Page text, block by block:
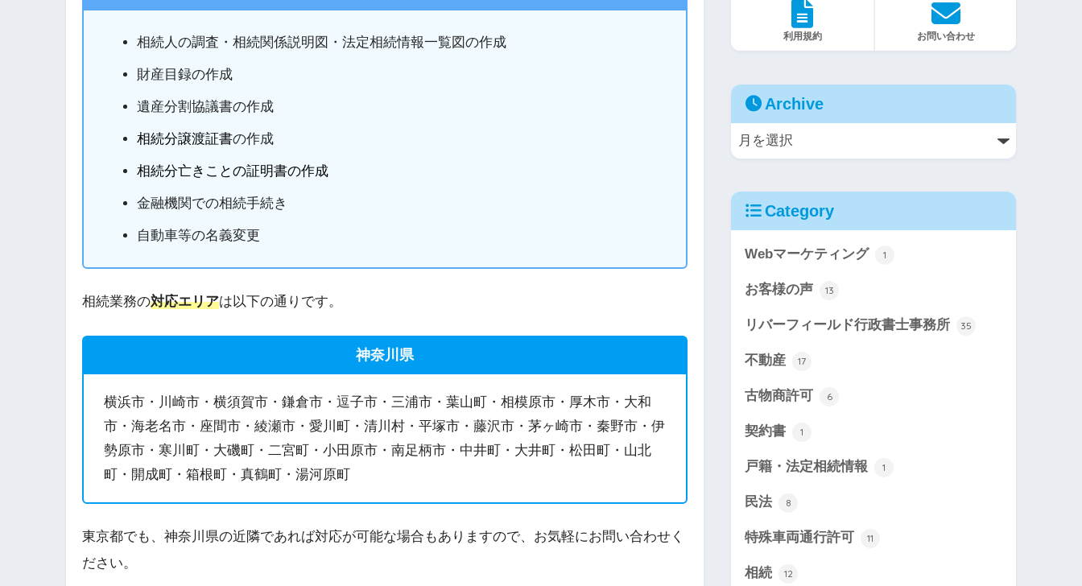
相続人の調査・相続関係説明図・法定相続情報一覧図の作成
財産目録の作成
遺産分割協議書の作成
相続分譲渡証書の作成
相続分亡きことの証明書の作成
金融機関での相続手続き
自動車等の名義変更
相続業務の対応エリアは以下の通りです。
神奈川県
横浜市・川崎市・横須賀市・鎌倉市・逗子市・三浦市・葉山町・相模原市・厚木市・大和
市・海老名市・座間市・綾瀬市・愛川町・清川村・平塚市・藤沢市・茅ヶ崎市・秦野市・伊
勢原市・寒川町・大磯町・二宮町・小田原市・南足柄市・中井町・大井町・松田町・山北
町・開成町・箱根町・真鶴町・湯河原町
東京都でも、神奈川県の近隣であれば対応が可能な場合もありますので、お気軽にお問い合わせく
ださい。
利用規約 お問い合わせ
Archive
Category
Webマーケティング 1
お客様の声 13
リバーフィールド行政書士事務所 35
不動産 17
古物商許可 6
契約書 1
戸籍・法定相続情報 1
民法 8
特殊車両通行許可 11
相続 12